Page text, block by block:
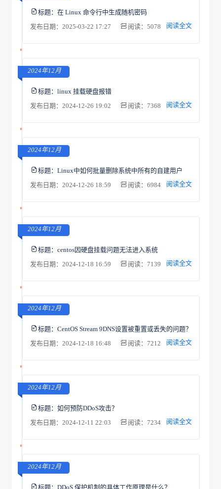
标题： 在 Linux 命令行中生成随机密码
发布日期：2025-03-22 17:27
阅读：5078 阅读全文
2024年12月
标题： linux 挂载硬盘报错
发布日期：2024-12-26 19:02
阅读：7368 阅读全文
2024年12月
标题： Linux中如何批量删除系统中所有的自建用户
发布日期：2024-12-26 18:59
阅读：6984 阅读全文
2024年12月
标题： centos因硬盘挂载问题无法进入系统
发布日期：2024-12-18 16:59
阅读：7139 阅读全文
2024年12月
标题： CentOS Stream 9DNS设置被重置或丢失的问题？
发布日期：2024-12-18 16:48
阅读：7212 阅读全文
2024年12月
标题： 如何预防DDoS攻击？
发布日期：2024-12-11 22:03
阅读：7234 阅读全文
2024年12月
标题： DDoS 保护机制的具体工作原理是什么？